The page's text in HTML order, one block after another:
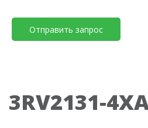
Отправить запрос
3RV2131-